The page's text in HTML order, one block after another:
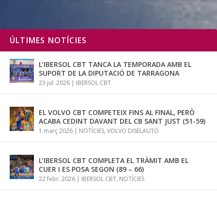
ÚLTIMES NOTÍCIES
L’IBERSOL CBT TANCA LA TEMPORADA AMB EL
SUPORT DE LA DIPUTACIÓ DE TARRAGONA
23 jul. 2026 | IBERSOL CBT
EL VOLVO CBT COMPETEIX FINS AL FINAL, PERÒ
ACABA CEDINT DAVANT DEL CB SANT JUST (51-59)
1 març 2026 | NOTÍCIES, VOLVO DISELAUTO
L’IBERSOL CBT COMPLETA EL TRÀMIT AMB EL
CUER I ES POSA SEGON (89 – 66)
22 febr. 2026 | IBERSOL CBT, NOTÍCIES